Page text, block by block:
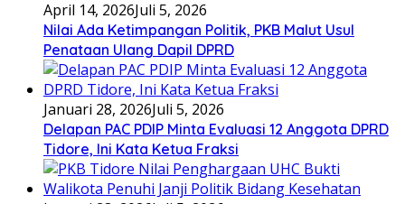
April 14, 2026Juli 5, 2026
Nilai Ada Ketimpangan Politik, PKB Malut Usul
Penataan Ulang Dapil DPRD
Januari 28, 2026Juli 5, 2026
Delapan PAC PDIP Minta Evaluasi 12 Anggota DPRD
Tidore, Ini Kata Ketua Fraksi